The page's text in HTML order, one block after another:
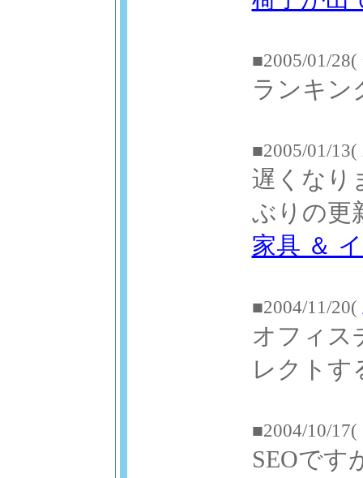
■2005/01/28(
ランキン
■2005/01/13(
遅くなり
ぶりの更
家具 ＆
■2004/11/20(
オフィス
レクトす
■2004/10/17(
SEOです